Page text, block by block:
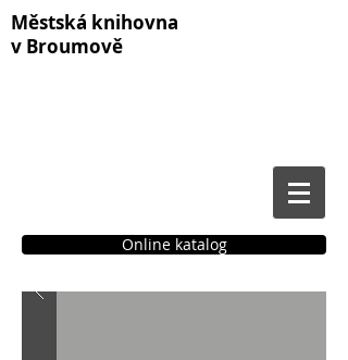
Městská knihovna
v Broumově
Online katalog